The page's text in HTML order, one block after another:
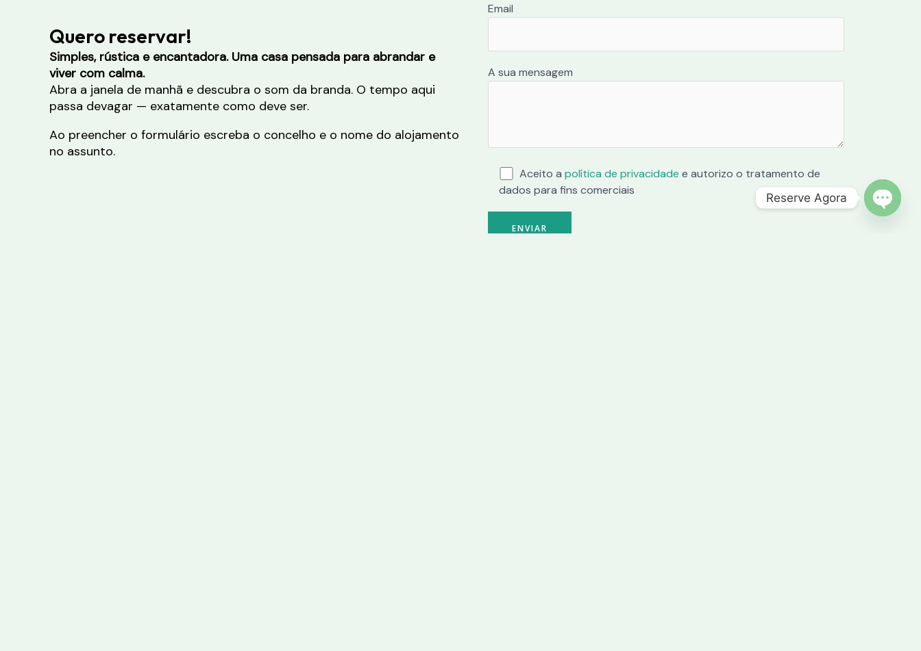
Quero reservar!
Simples, rústica e encantadora. Uma casa pensada para abrandar e
viver com calma.
Abra a janela de manhã e descubra o som da branda. O tempo aqui
passa devagar — exatamente como deve ser.
Ao preencher o formulário escreba o concelho e o nome do alojamento
no assunto.
Email
A sua mensagem
Aceito apolítica de privacidade e autorizo o tratamento de
dados para fins comerciais
Reserve Agora
OPEN